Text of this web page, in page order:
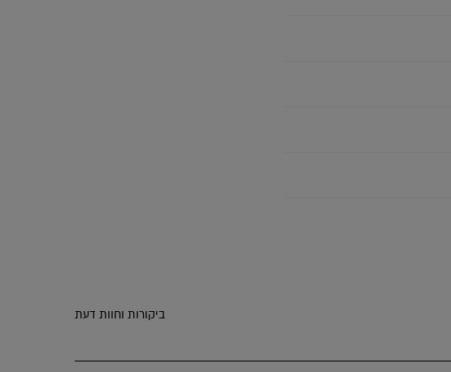
ביקורות וחוות דעת